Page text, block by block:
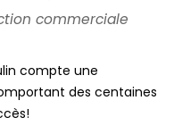
commerciale
compte une
des centaines